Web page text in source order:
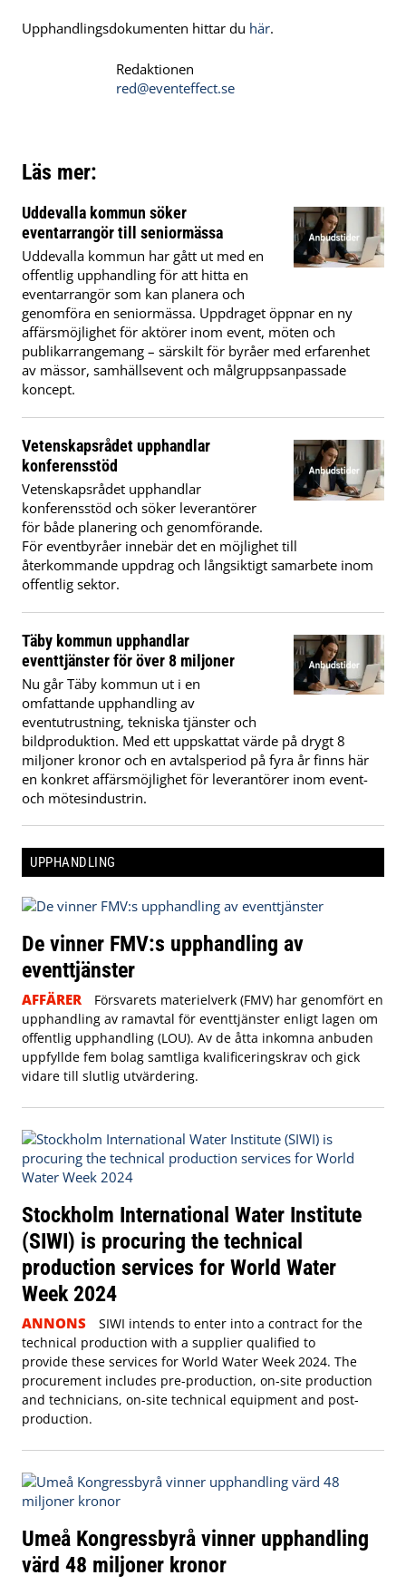
Upphandlingsdokumenten hittar du här.
Redaktionen
red@eventeffect.se
Läs mer:
Uddevalla kommun söker
eventarrangör till seniormässa
Uddevalla kommun har gått ut med en
offentlig upphandling för att hitta en
eventarrangör som kan planera och
genomföra en seniormässa. Uppdraget öppnar en ny
affärsmöjlighet för aktörer inom event, möten och
publikarrangemang – särskilt för byråer med erfarenhet
av mässor, samhällsevent och målgruppsanpassade
koncept.
Vetenskapsrådet upphandlar
konferensstöd
Vetenskapsrådet upphandlar
konferensstöd och söker leverantörer
för både planering och genomförande.
För eventbyråer innebär det en möjlighet till
återkommande uppdrag och långsiktigt samarbete inom
offentlig sektor.
Täby kommun upphandlar
eventtjänster för över 8 miljoner
Nu går Täby kommun ut i en
omfattande upphandling av
eventutrustning, tekniska tjänster och
bildproduktion. Med ett uppskattat värde på drygt 8
miljoner kronor och en avtalsperiod på fyra år finns här
en konkret affärsmöjlighet för leverantörer inom event-
och mötesindustrin.
UPPHANDLING
De vinner FMV:s upphandling av
eventtjänster
AFFÄRER
Försvarets materielverk (FMV) har genomfört en
upphandling av ramavtal för eventtjänster enligt lagen om
offentlig upphandling (LOU). Av de åtta inkomna anbuden
uppfyllde fem bolag samtliga kvalificeringskrav och gick
vidare till slutlig utvärdering.
Stockholm International Water Institute
(SIWI) is procuring the technical
production services for World Water
Week 2024
ANNONS
SIWI intends to enter into a contract for the
technical production with a supplier qualified to
provide these services for World Water Week 2024. The
procurement includes pre-production, on-site production
and technicians, on-site technical equipment and post-
production.
Umeå Kongressbyrå vinner upphandling
värd 48 miljoner kronor